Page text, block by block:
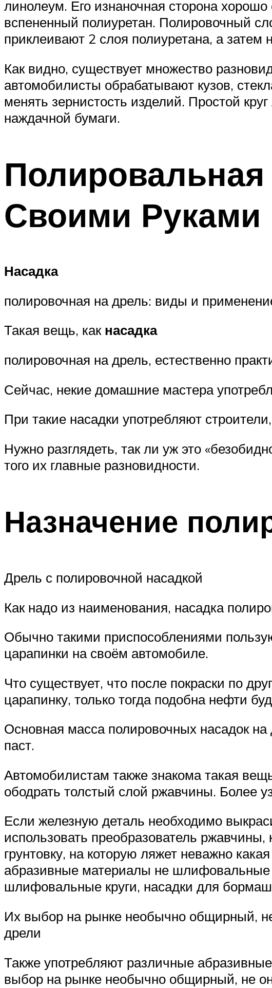
линолеум. Его изнаночная сторона
вспененный полиуретан. Полировочный
приклеивают 2 слоя полиуретана, а затем
Как видно, существует множество
автомобилисты обрабатывают кузов,
менять зернистость изделий. Простой
наждачной бумаги.
Своими Руками
Насадка
полировочная на дрель: виды и
Такая вещь, как насадка
полировочная на дрель, естественно
Сейчас, некие домашние мастера
При такие насадки употребляют
Нужно разглядеть, так ли уж это
того их главные разновидности.
Назначение
Дрель с полировочной насадкой
Как надо из наименования, насадка
Обычно такими приспособлениями
царапинки на своём автомобиле.
Что существует, что после покраски по
царапинку, только тогда подобна нефти
Основная масса полировочных насадок
паст.
Автомобилистам также знакома такая
ободрать толстый слой ржавчины. Более
Если железную деталь необходимо
использовать преобразователь
грунтовку, на которую ляжет неважно
абразивные материалы не шлифовальные
шлифовальные круги, насадки для
Их выбор на рынке необычно общирный,
дрели
Также употребляют различные
выбор на рынке необычно общирный, не